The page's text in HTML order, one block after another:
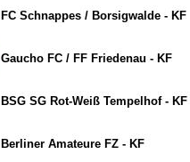
FC Schnappes /​ Borsigwalde - KF
Gaucho FC /​ FF Friedenau - KF
BSG SG Rot-Weiß Tempelhof - KF
Berliner Amateure FZ - KF